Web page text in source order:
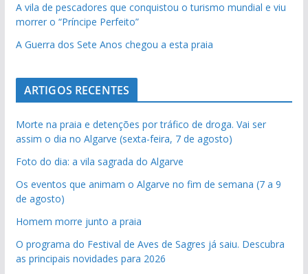
A vila de pescadores que conquistou o turismo mundial e viu
morrer o “Príncipe Perfeito”
A Guerra dos Sete Anos chegou a esta praia
ARTIGOS RECENTES
Morte na praia e detenções por tráfico de droga. Vai ser
assim o dia no Algarve (sexta-feira, 7 de agosto)
Foto do dia: a vila sagrada do Algarve
Os eventos que animam o Algarve no fim de semana (7 a 9
de agosto)
Homem morre junto a praia
O programa do Festival de Aves de Sagres já saiu. Descubra
as principais novidades para 2026